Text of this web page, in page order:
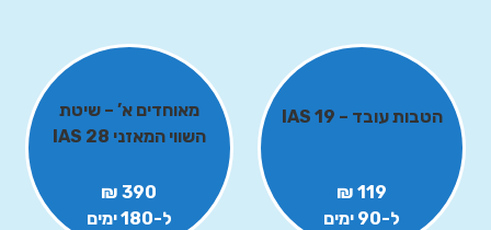
הטבות עובד – IAS 19
119 ₪
ל-90 ימים
מאוחדים א’ – שיטת
השווי המאזני IAS 28
390 ₪
ל-180 ימים